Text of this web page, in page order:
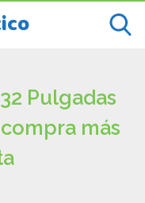
Pulgadas
más